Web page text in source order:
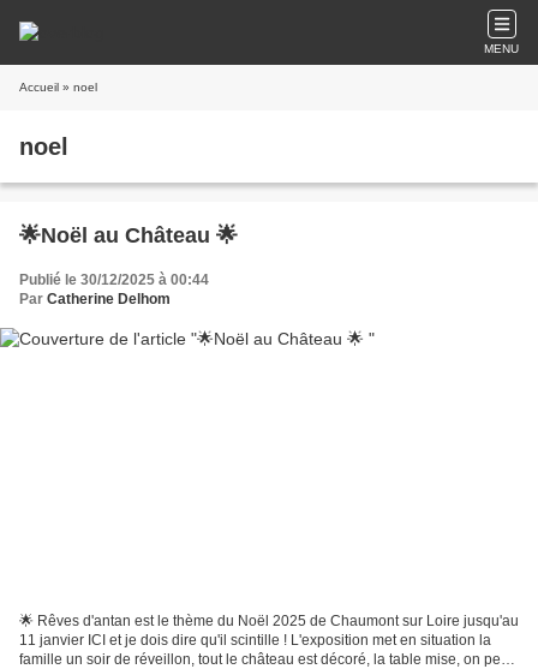
MENU
Accueil » noel
noel
🌟Noël au Château 🌟
Publié le 30/12/2025 à 00:44
Par Catherine Delhom
🌟 Rêves d'antan est le thème du Noël 2025 de Chaumont sur Loire jusqu'au
11 janvier ICI et je dois dire qu'il scintille ! L'exposition met en situation la
famille un soir de réveillon, tout le château est décoré, la table mise, on peut